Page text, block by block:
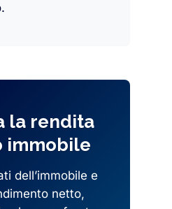
la rendita
immobile
dell’immobile e
netto,